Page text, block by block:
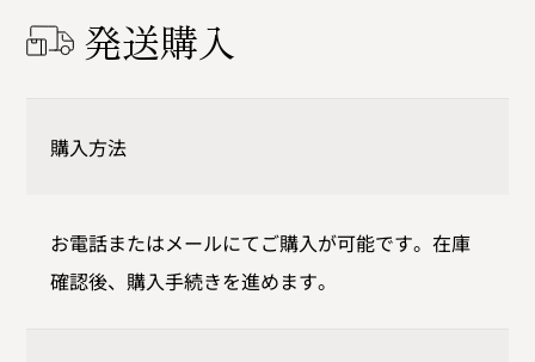
発送購入
購入方法
お電話またはメールにてご購入が可能です。在庫
確認後、購入手続きを進めます。